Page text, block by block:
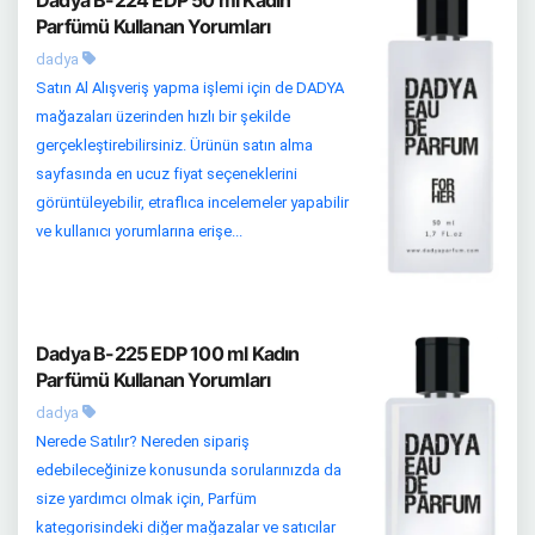
Parfümü Kullanan Yorumları
dadya
Satın Al Alışveriş yapma işlemi için de DADYA
mağazaları üzerinden hızlı bir şekilde
gerçekleştirebilirsiniz. Ürünün satın alma
sayfasında en ucuz fiyat seçeneklerini
görüntüleyebilir, etraflıca incelemeler yapabilir
ve kullanıcı yorumlarına erişe...
Dadya B-225 EDP 100 ml Kadın
Parfümü Kullanan Yorumları
dadya
Nerede Satılır? Nereden sipariş
edebileceğinize konusunda sorularınızda da
size yardımcı olmak için, Parfüm
kategorisindeki diğer mağazalar ve satıcılar